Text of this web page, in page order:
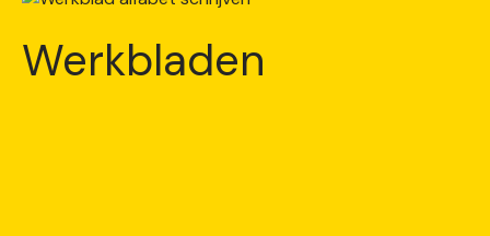
Werkbladen